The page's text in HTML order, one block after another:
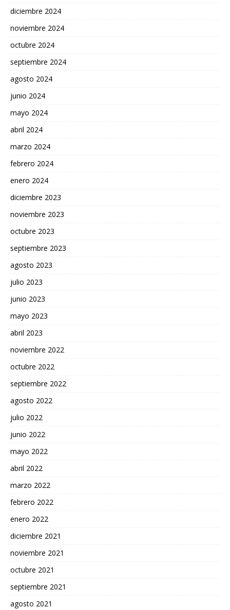
diciembre 2024
noviembre 2024
octubre 2024
septiembre 2024
agosto 2024
junio 2024
mayo 2024
abril 2024
marzo 2024
febrero 2024
enero 2024
diciembre 2023
noviembre 2023
octubre 2023
septiembre 2023
agosto 2023
julio 2023
junio 2023
mayo 2023
abril 2023
noviembre 2022
octubre 2022
septiembre 2022
agosto 2022
julio 2022
junio 2022
mayo 2022
abril 2022
marzo 2022
febrero 2022
enero 2022
diciembre 2021
noviembre 2021
octubre 2021
septiembre 2021
agosto 2021